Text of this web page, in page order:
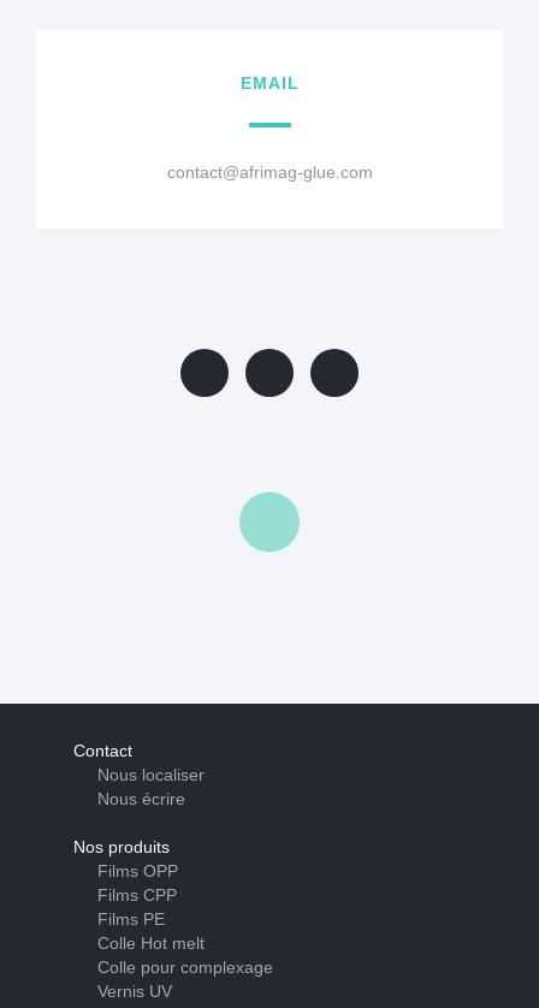
EMAIL
contact@afrimag-glue.com
Contact
Nous localiser
Nous écrire
Nos produits
Films OPP
Films CPP
Films PE
Colle Hot melt
Colle pour complexage
Vernis UV